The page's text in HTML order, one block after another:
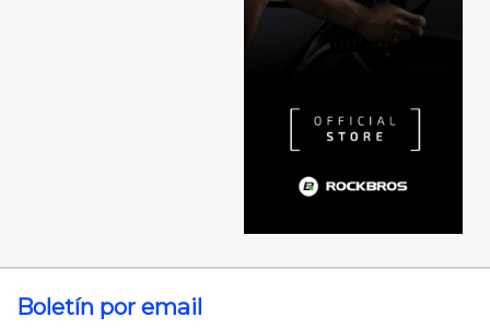
Boletín por email